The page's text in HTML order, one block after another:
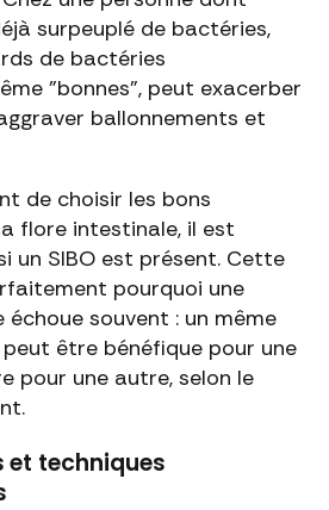
surpeuplé de bactéries,
de bactéries
"bonnes", peut exacerber
ballonnements et
de choisir les bons
flore intestinale, il est
un SIBO est présent. Cette
pourquoi une
souvent : un même
être bénéfique pour une
pour une autre, selon le
et techniques